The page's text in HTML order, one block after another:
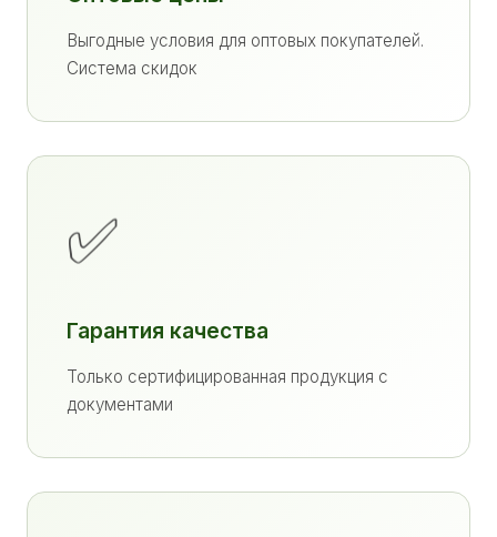
Выгодные условия для оптовых покупателей.
Система скидок
✅
Гарантия качества
Только сертифицированная продукция с
документами